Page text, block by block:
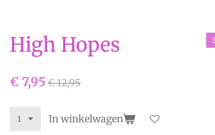
High Hopes
€ 7,95€ 12,95
In winkelwagen